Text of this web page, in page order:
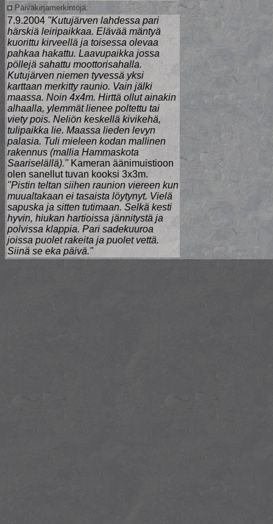
Päiväkirjamerkintöjä:
7.9.2004 "Kutujärven lahdessa pari
härskiä leiripaikkaa. Elävää mäntyä
kuorittu kirveellä ja toisessa olevaa
pahkaa hakattu. Laavupaikka jossa
pöllejä sahattu moottorisahalla.
Kutujärven niemen tyvessä yksi
karttaan merkitty raunio. Vain jälki
maassa. Noin 4x4m. Hirttä ollut ainakin
alhaalla, ylemmät lienee poltettu tai
viety pois. Neliön keskellä kivikehä,
tulipaikka lie. Maassa lieden levyn
palasia. Tuli mieleen kodan mallinen
rakennus (mallia Hammaskota
Saariselällä)." Kameran äänimuistioon
olen sanellut tuvan kooksi 3x3m.
"Pistin teltan siihen raunion viereen kun
muualtakaan ei tasaista löytynyt. Vielä
sapuska ja sitten tutimaan. Selkä kesti
hyvin, hiukan hartioissa jännitystä ja
polvissa klappia. Pari sadekuuroa
joissa puolet rakeita ja puolet vettä.
Siinä se eka päivä."